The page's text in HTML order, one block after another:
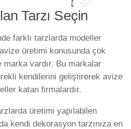
Tarzı Seçin
farklı tarzlarda modeller
üretimi konusunda çok
vardır. Bu markalar
kendilerini geliştirerek avize
katan firmalardır.
üretimi yapılabilen
kendi dekorasyon tarzınıza en